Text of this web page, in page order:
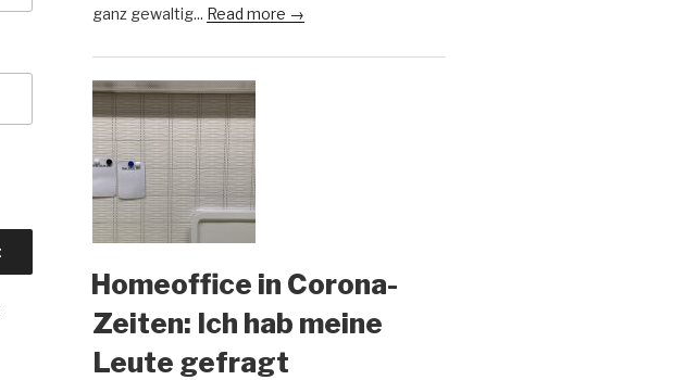
ganz gewaltig... Read more →
Homeoffice in Corona-
Zeiten: Ich hab meine
Leute gefragt